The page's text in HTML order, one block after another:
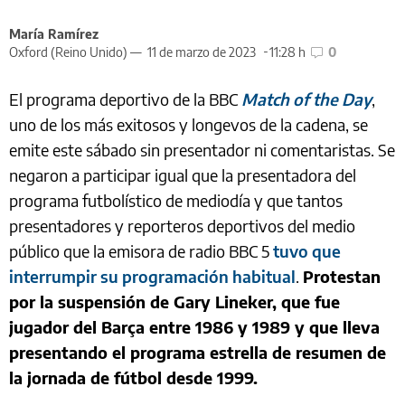
María Ramírez
Oxford (Reino Unido) — 11 de marzo de 2023 11:28 h 0
El programa deportivo de la BBC Match of the Day,
uno de los más exitosos y longevos de la cadena, se
emite este sábado sin presentador ni comentaristas. Se
negaron a participar igual que la presentadora del
programa futbolístico de mediodía y que tantos
presentadores y reporteros deportivos del medio
público que la emisora de radio BBC 5tuvo que
interrumpir su programación habitual. Protestan
por la suspensión de Gary Lineker, que fue
jugador del Barça entre 1986 y 1989 y que lleva
presentando el programa estrella de resumen de
la jornada de fútbol desde 1999.